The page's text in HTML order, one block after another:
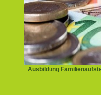
Ausbildung